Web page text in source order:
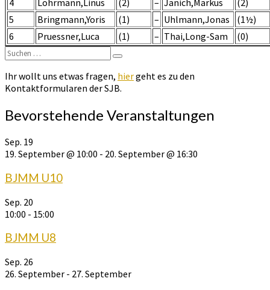
4
Lohrmann,Linus (2) – Janich,Markus
(2)
5
Bringmann,Yoris (1) – Uhlmann,Jonas
(1½)
6
Pruessner,Luca (1) – Thai,Long-Sam
(0)
Suchen
nach:
Suchen
Ihr wollt uns etwas fragen, hiergeht es zu den
Kontaktformularen der SJB.
Bevorstehende Veranstaltungen
Sep. 19
19. September @ 10:00 - 20. September @ 16:30
BJMM U10
Sep. 20
10:00 - 15:00
BJMM U8
Sep. 26
26. September - 27. September